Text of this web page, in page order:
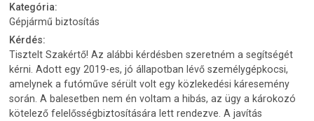
Kategória:
Gépjármű biztosítás
Kérdés:
Tisztelt Szakértő! Az alábbi kérdésben szeretném a segítségét
kérni. Adott egy 2019-es, jó állapotban lévő személygépkocsi,
amelynek a futóműve sérült volt egy közlekedési káresemény
során. A balesetben nem én voltam a hibás, az ügy a károkozó
kötelező felelősségbiztosítására lett rendezve. A javítás